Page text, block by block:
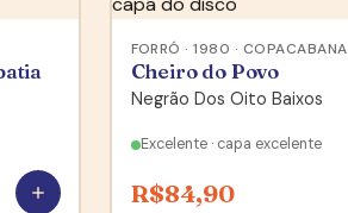
FORRÓ · 1980 · COPACABANA
Cheiro do Povo
Negrão Dos Oito Baixos
Excelente · capa excelente
R$84,90